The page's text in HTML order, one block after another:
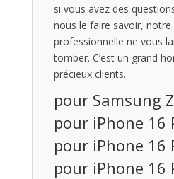
si vous avez des
nous le faire savoir, notre
professionnelle ne vous
tomber. C’est un grand
précieux clients.
pour Samsung
pour iPhone 16
pour iPhone 16
pour iPhone 16